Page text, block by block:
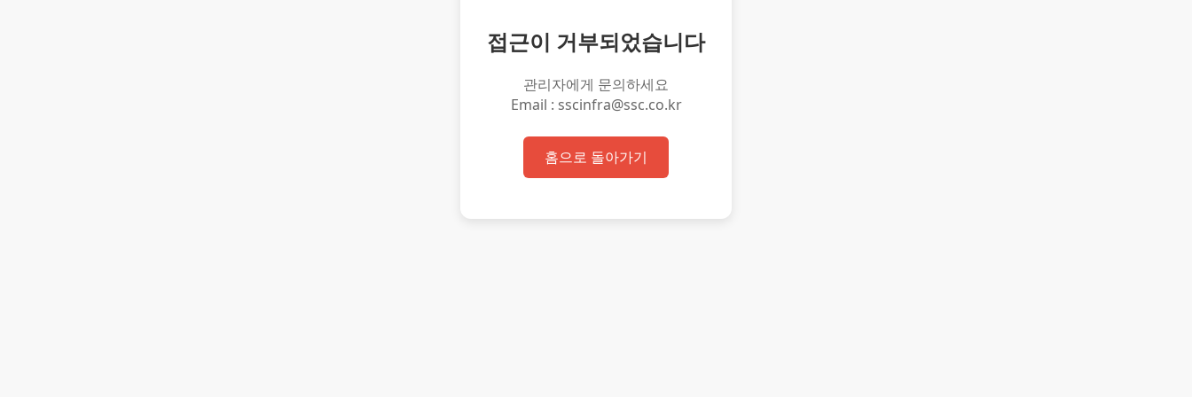
접근이 거부되었습니다
관리자에게 문의하세요
Email : sscinfra@ssc.co.kr
홈으로 돌아가기